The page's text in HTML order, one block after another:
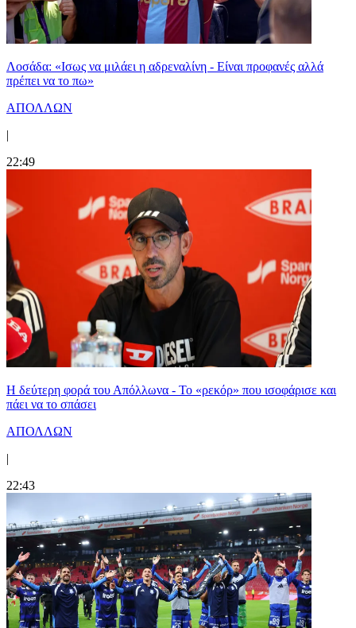
Λοσάδα: «Ισως να μιλάει η αδρεναλίνη - Είναι προφανές αλλά
πρέπει να το πω»
ΑΠΟΛΛΩΝ
|
22:49
Η δεύτερη φορά του Απόλλωνα - Το «ρεκόρ» που ισοφάρισε και
πάει να το σπάσει
ΑΠΟΛΛΩΝ
|
22:43